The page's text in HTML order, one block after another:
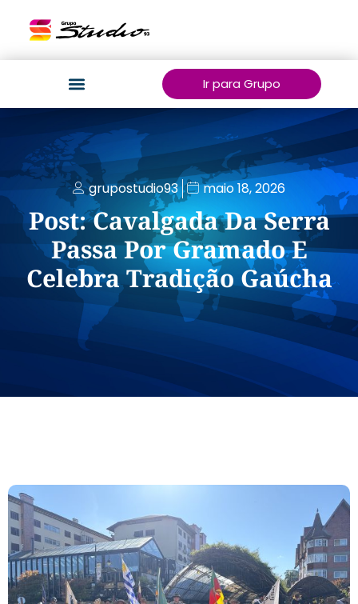
Ir para Grupo
grupostudio93 maio 18, 2026
Post: Cavalgada Da Serra
Passa Por Gramado E
Celebra Tradição Gaúcha